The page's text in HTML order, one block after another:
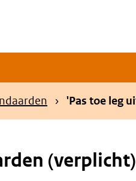
'Pas toe leg
(verplicht)